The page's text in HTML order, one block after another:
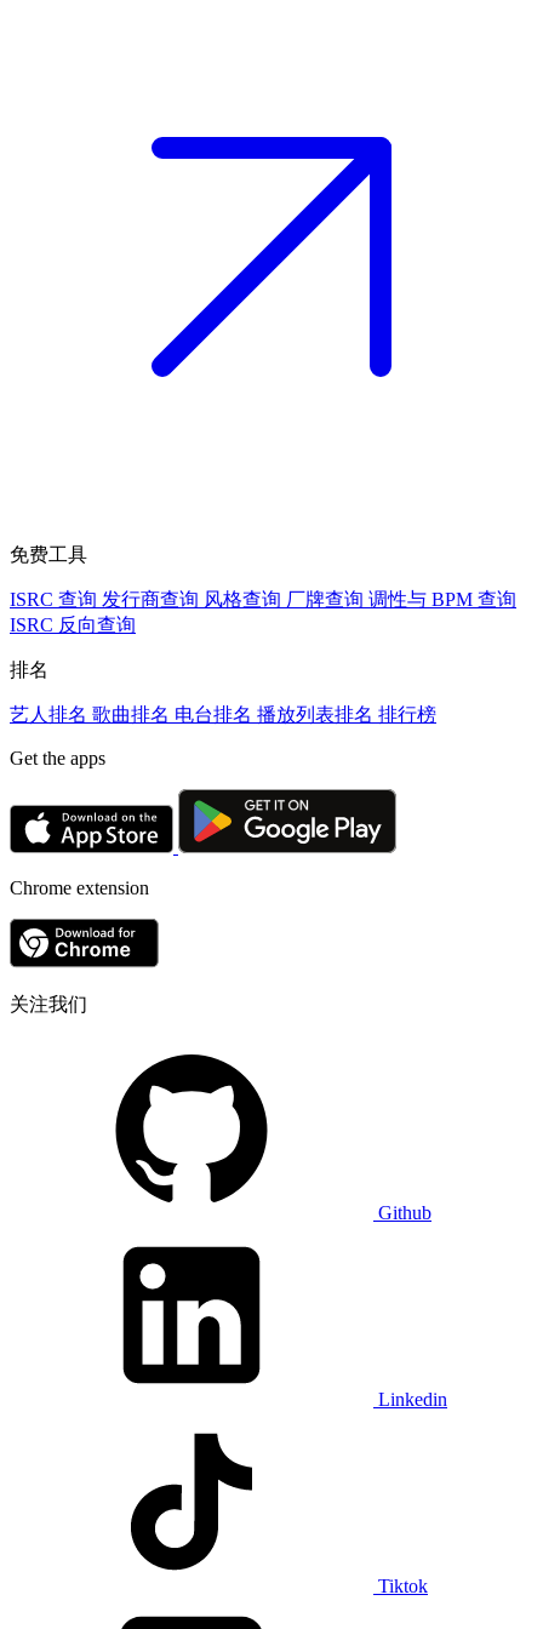
免费工具
ISRC 查询 发行商查询 风格查询 厂牌查询 调性与 BPM 查询
ISRC 反向查询
排名
艺人排名 歌曲排名 电台排名 播放列表排名 排行榜
Get the apps
Chrome extension
关注我们
Github
Linkedin
Tiktok